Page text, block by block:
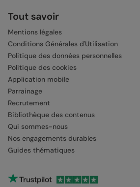
Tout savoir
Mentions légales
Conditions Générales d'Utilisation
Politique des données personnelles
Politique des cookies
Application mobile
Parrainage
Recrutement
Bibliothèque des contenus
Qui sommes-nous
Nos engagements durables
Guides thématiques